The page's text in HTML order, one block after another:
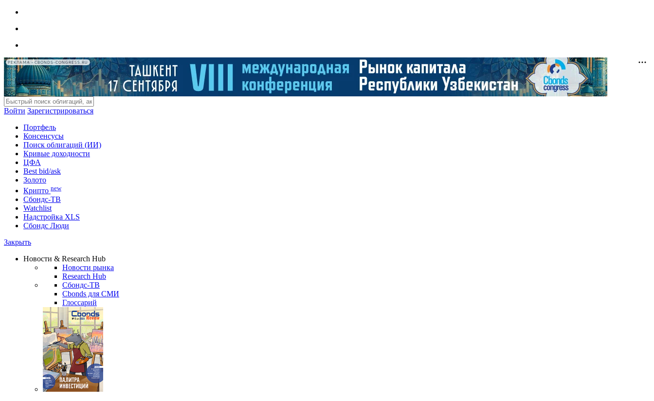
РЕКЛАМА • CBONDS-CONGRESS.RU
Войти Зарегистрироваться
Портфель
Консенсусы
Поиск облигаций (ИИ)
Кривые доходности
ЦФА
Best bid/ask
Золото
Крипто new
Сбондс-ТВ
Watchlist
Надстройка XLS
Сбондс Люди
Закрыть
Новости & Research Hub
Новости рынка
Research Hub
Сбондс-ТВ
Cbonds для СМИ
Глоссарий